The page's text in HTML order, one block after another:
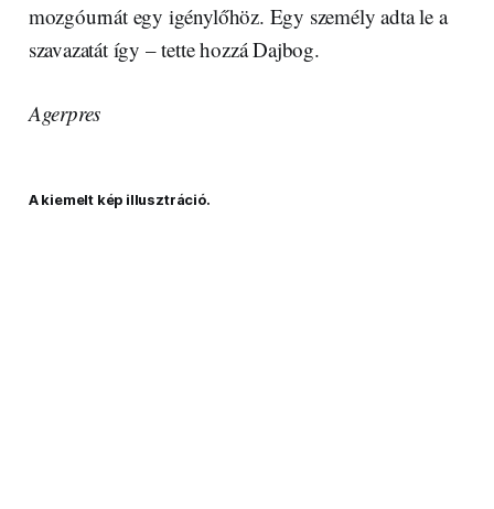
mozgóurnát egy igénylőhöz. Egy személy adta le a
szavazatát így – tette hozzá Dajbog.
Agerpres
A kiemelt kép illusztráció.